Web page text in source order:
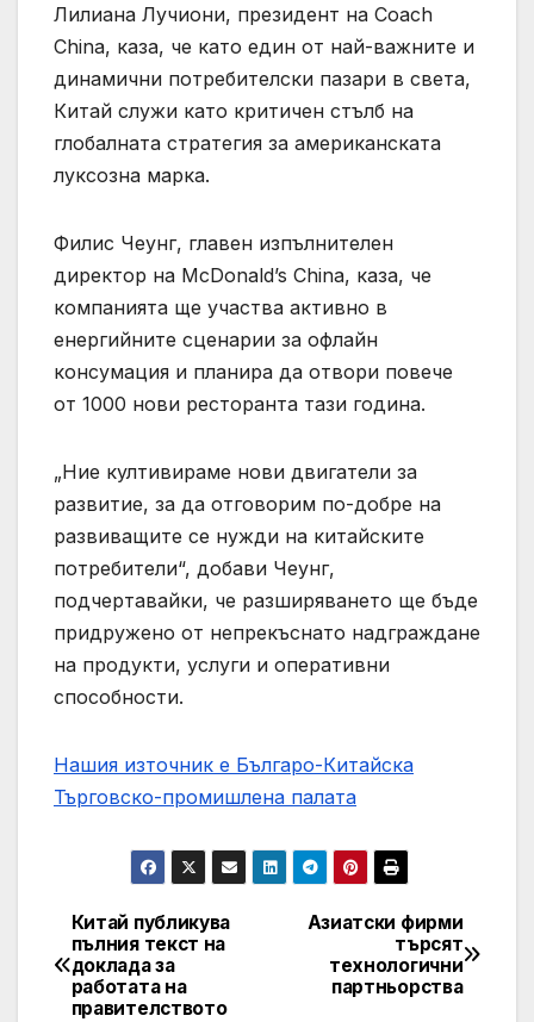
Лилиана Лучиони, президент на Coach
China, каза, че като един от най-важните и
динамични потребителски пазари в света,
Китай служи като критичен стълб на
глобалната стратегия за американската
луксозна марка.
Филис Чеунг, главен изпълнителен
директор на McDonald’s China, каза, че
компанията ще участва активно в
енергийните сценарии за офлайн
консумация и планира да отвори повече
от 1000 нови ресторанта тази година.
„Ние култивираме нови двигатели за
развитие, за да отговорим по-добре на
развиващите се нужди на китайските
потребители“, добави Чеунг,
подчертавайки, че разширяването ще бъде
придружено от непрекъснато надграждане
на продукти, услуги и оперативни
способности.
Нашия източник е Българо-Китайска
Търговско-промишлена палaта
Post
navigation
Азиатски фирми
търсят
технологични
партньорства
Китай публикува
пълния текст на
доклада за
работата на
правителството